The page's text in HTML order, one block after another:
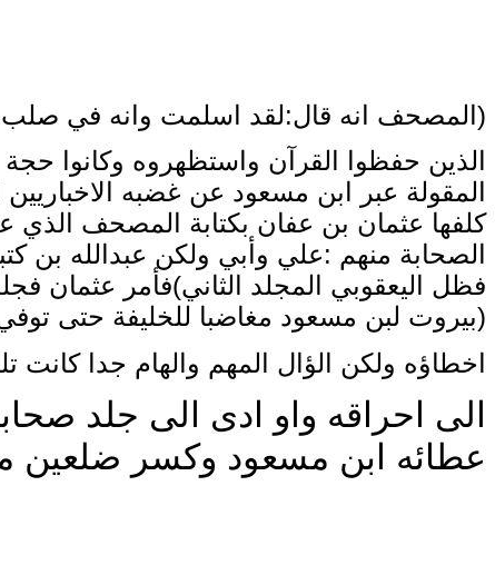
المصحف انه قال:لقد اسلمت وانه في صلب )
الذين حفظوا القرآن واستظهروه وكانوا حجة
المقولة عبر ابن مسعود عن غضبه
كلفها عثمان بن عفان بكتابة المصحف
الصحابة منهم :علي وأبي ولكن عبدالله بن
اليعقوبي المجلد الثاني)فأمر
فظل
لبن مسعود مغاضبا للخليفة حتى توفي (تاريخ بيروت)
كانت اخطاؤه ولكن الؤال المهم والهام جدا
الى احراقه واو ادى الى جلد
ابن مسعود وكسر ضلعين
عطائه